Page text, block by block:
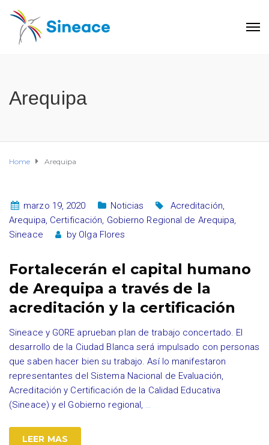
Arequipa
Home Arequipa
marzo 19, 2020 Noticias Acreditación,
Arequipa, Certificación, Gobierno Regional de Arequipa,
Sineace
by Olga Flores
Fortalecerán el capital humano
de Arequipa a través de la
acreditación y la certificación
Sineace y GORE aprueban plan de trabajo concertado. El
desarrollo de la Ciudad Blanca será impulsado con personas
que saben hacer bien su trabajo. Así lo manifestaron
representantes del Sistema Nacional de Evaluación,
Acreditación y Certificación de la Calidad Educativa
(Sineace) y el Gobierno regional, …
LEER MAS